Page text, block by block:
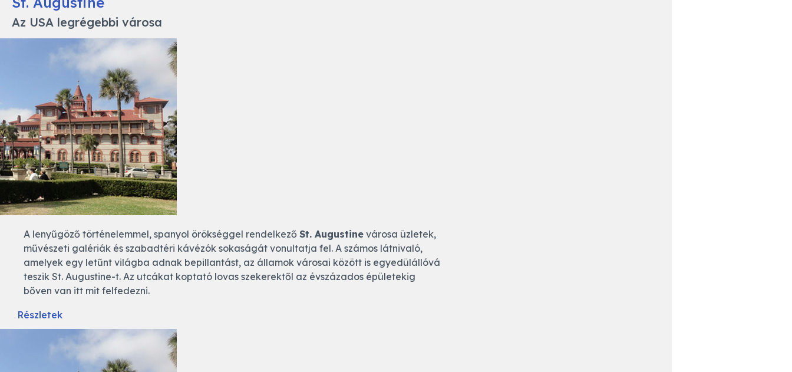
Az USA legrégebbi városa
A lenyűgöző történelemmel, spanyol örökséggel rendelkező St. Augustine városa üzletek,
művészeti galériák és szabadtéri kávézók sokaságát vonultatja fel. A számos látnivaló,
amelyek egy letűnt világba adnak bepillantást, az államok városai között is egyedülállóvá
teszik St. Augustine-t. Az utcákat koptató lovas szekerektől az évszázados épületekig
bőven van itt mit felfedezni.
Részletek